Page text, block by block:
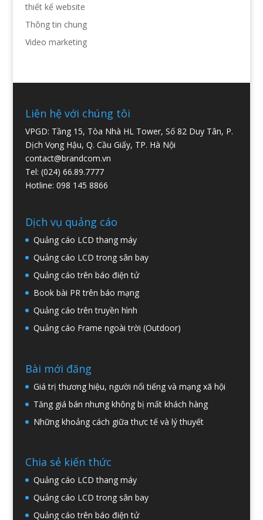
thiết kế website
Thông tin chung
Video marketing
Liên hệ với chúng tôi
VPGD: Tầng 15, Tòa Nhà HL Tower, Số 82 Duy Tân, P.
Dịch Vọng Hậu, Q. Cầu Giấy, TP. Hà Nội
contact@brandcom.vn
Tel: (024) 66.89.7777
Hotline: 098 145 8866
Dịch vụ quảng cáo
Quảng cáo LCD thang máy
Quảng cáo LCD trong sân bay
Quảng cáo trên báo điện tử
Book bài PR trên báo mạng
Quảng cáo trên truyền hình
Quảng cáo Frame ngoài trời (Outdoor)
Bài mới đăng
Giá trị thương hiệu, người nổi tiếng và mạng xã hội
Tăng giá bán nhưng không bị mất khách hàng
Những khoảng cách giữa thực tế và lý thuyết
Chia sẻ kiến thức
Quảng cáo LCD thang máy
Quảng cáo LCD trong sân bay
Quảng cáo trên báo điện tử